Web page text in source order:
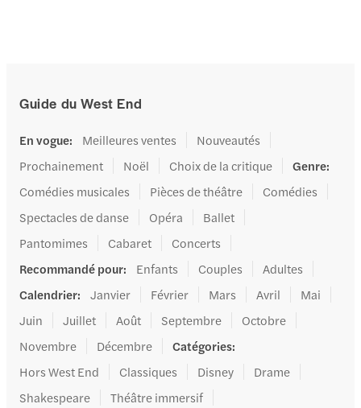
Guide du West End
En vogue: Meilleures ventes
Nouveautés
Prochainement
Noël Choix de la critique Genre:
Comédies musicales
Pièces de théâtre
Comédies
Spectacles de danse
Opéra
Ballet
Pantomimes
Cabaret
Concerts
Recommandé pour: Enfants Couples
Adultes
Calendrier: Janvier Février Mars Avril
Mai
Juin
Juillet Août Septembre
Octobre
Novembre
Décembre Catégories:
Hors West End
Classiques Disney
Drame
Shakespeare
Théâtre immersif